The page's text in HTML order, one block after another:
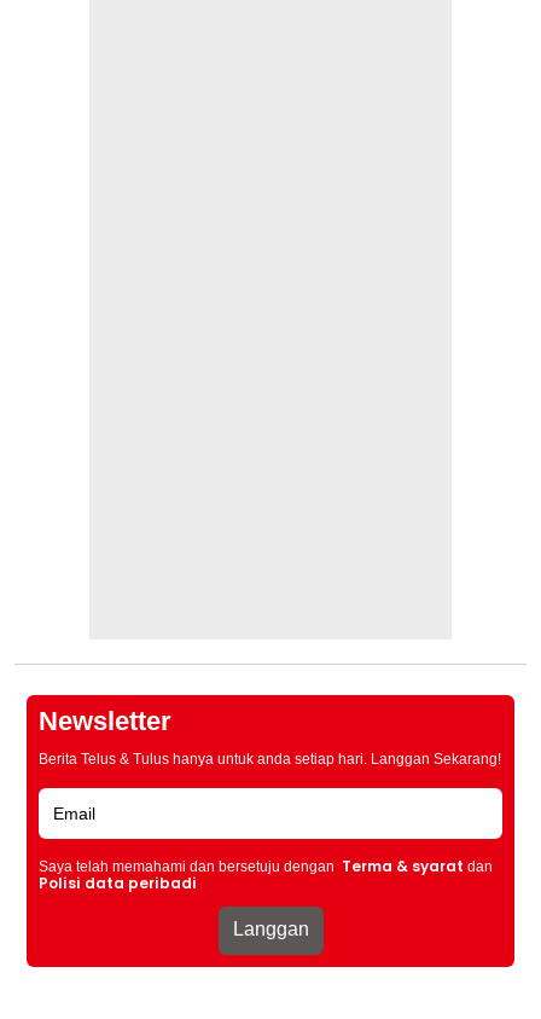
Newsletter
Berita Telus & Tulus hanya untuk anda setiap hari. Langgan Sekarang!
Saya telah memahami dan bersetuju dengan Terma & syarat dan
Polisi data peribadi